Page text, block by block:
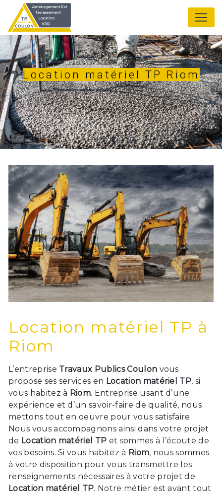
Location matériel TP Riom
Location matériel TP à
Riom
L’entreprise Travaux Publics Coulon vous
propose ses services en Location matériel TP, si
vous habitez à Riom. Entreprise usant d’une
expérience et d’un savoir-faire de qualité, nous
mettons tout en oeuvre pour vous satisfaire.
Nous vous accompagnons ainsi dans votre projet
de Location matériel TP et sommes à l’écoute de
vos besoins. Si vous habitez à Riom, nous sommes
à votre disposition pour vous transmettre les
renseignements nécessaires à votre projet de
Location matériel TP. Notre métier est avant tout
Panneau de gestion des cookies